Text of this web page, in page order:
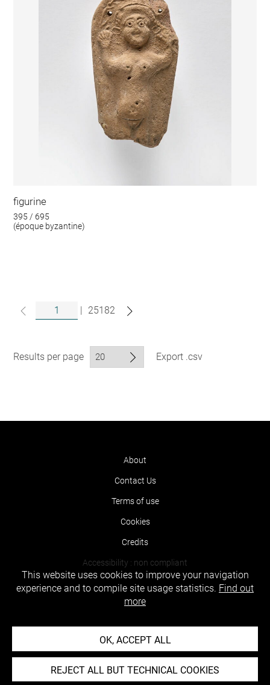
figurine
395 / 695
(époque byzantine)
| 25182
Results per page Export .csv
About
Contact Us
Terms of use
Cookies
Credits
Accessibility : non compliant
This website uses cookies to improve your navigation
experience and to compile site usage statistics. Find out
more
OK, ACCEPT ALL
REJECT ALL BUT TECHNICAL COOKIES